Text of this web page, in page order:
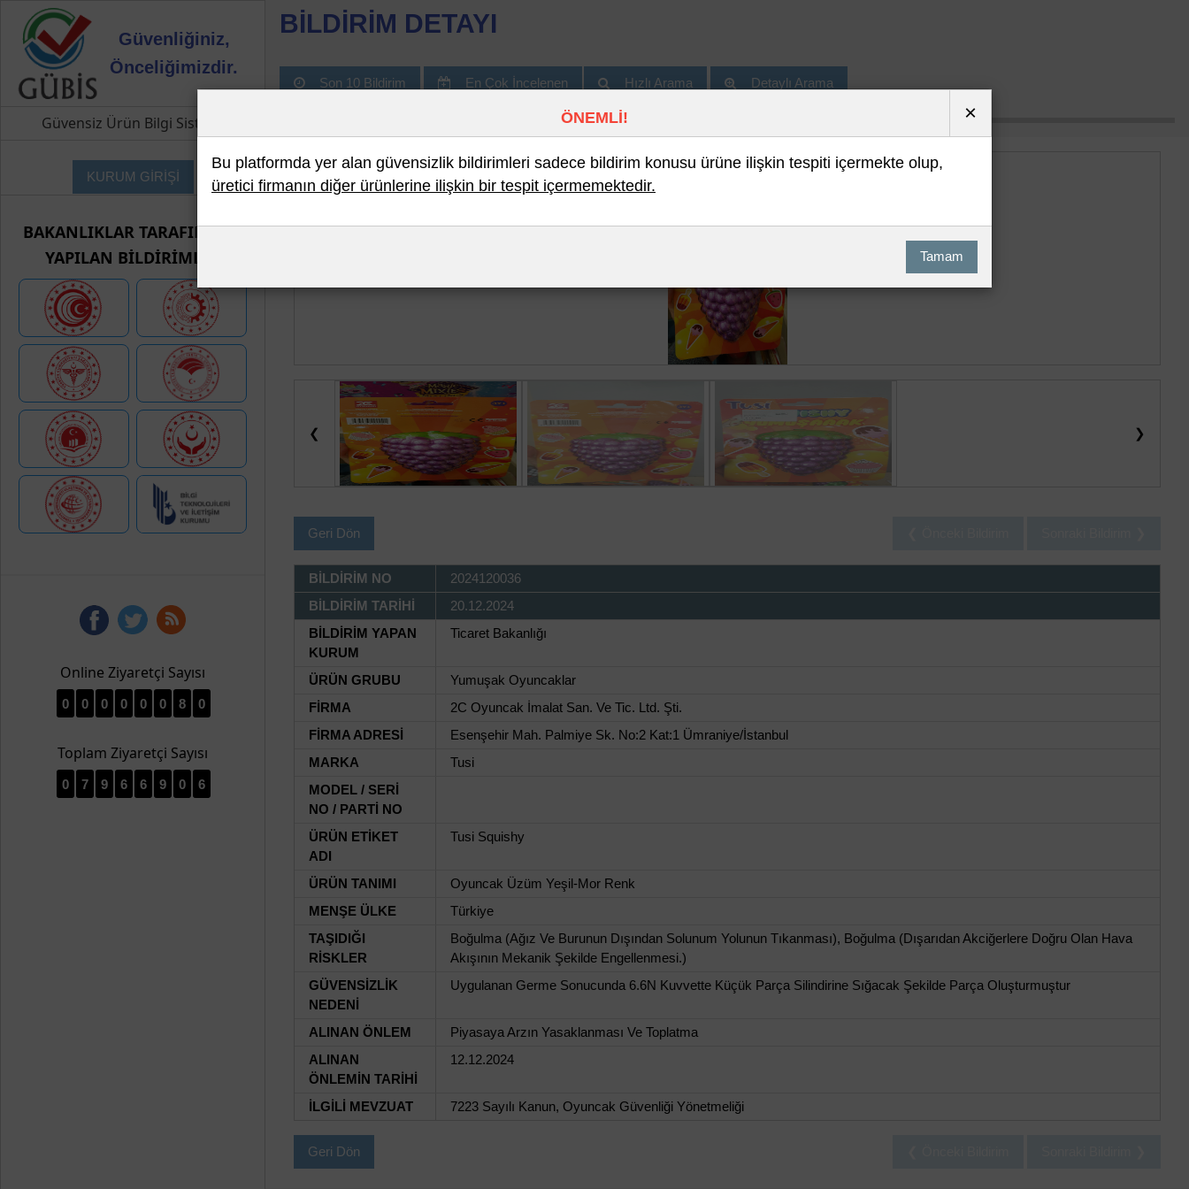
Güvenliğiniz,
Önceliğimizdir.
Güvensiz Ürün Bilgi Sistemi
KURUM GİRİŞİ
BAKANLIKLAR TARAFINDAN
YAPILAN BİLDİRİMLER
Online Ziyaretçi Sayısı
0 0 0 0 0 0 8 0
Toplam Ziyaretçi Sayısı
0 7 9 6 6 9 0 6
BİLDİRİM DETAYI
Son 10 Bildirim En Çok İncelenen Hızlı Arama Detaylı Arama
❮ ❯
Geri Dön
BİLDİRİM NO
2024120036
BİLDİRİM TARİHİ
20.12.2024
BİLDİRİM YAPAN
KURUM
Ticaret Bakanlığı
ÜRÜN GRUBU
Yumuşak Oyuncaklar
FİRMA
2C Oyuncak İmalat San. Ve Tic. Ltd. Şti.
FİRMA ADRESİ
Esenşehir Mah. Palmiye Sk. No:2 Kat:1 Ümraniye/İstanbul
MARKA
Tusi
MODEL / SERİ
NO / PARTİ NO
ÜRÜN ETİKET
ADI
Tusi Squishy
ÜRÜN TANIMI
Oyuncak Üzüm Yeşil-Mor Renk
MENŞE ÜLKE
Türkiye
TAŞIDIĞI
RİSKLER
Boğulma (Ağız Ve Burunun Dışından Solunum Yolunun Tıkanması), Boğulma (Dışarıdan Akciğerlere Doğru Olan Hava
Akışının Mekanik Şekilde Engellenmesi.)
GÜVENSİZLİK
NEDENİ
Uygulanan Germe Sonucunda 6.6N Kuvvette Küçük Parça Silindirine Sığacak Şekilde Parça Oluşturmuştur
ALINAN ÖNLEM
Piyasaya Arzın Yasaklanması Ve Toplatma
ALINAN
ÖNLEMİN TARİHİ
12.12.2024
İLGİLİ MEVZUAT 7223 Sayılı Kanun, Oyuncak Güvenliği Yönetmeliği
Geri Dön
ÖNEMLİ! ×
Bu platformda yer alan güvensizlik bildirimleri sadece bildirim konusu ürüne ilişkin tespiti içermekte olup,
üretici firmanın diğer ürünlerine ilişkin bir tespit içermemektedir.
Tamam